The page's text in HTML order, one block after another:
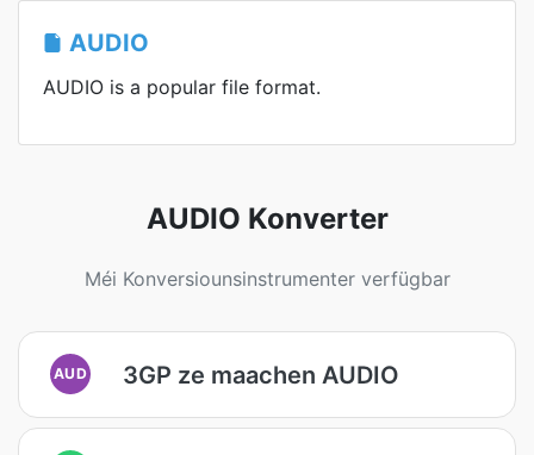
AUDIO
AUDIO is a popular file format.
AUDIO Konverter
Méi Konversiounsinstrumenter verfügbar
AUD 3GP ze maachen AUDIO